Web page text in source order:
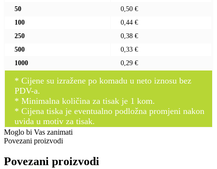
50
0,50 €
100
0,44 €
250
0,38 €
500
0,33 €
1000
0,29 €
* Cijene su izražene po komadu u neto iznosu bez
PDV-a.
* Minimalna količina za tisak je 1 kom.
* Cijena tiska je eventualno podložna promjeni nakon
uvida u motiv za tisak.
Moglo bi Vas zanimati
Povezani proizvodi
Povezani proizvodi